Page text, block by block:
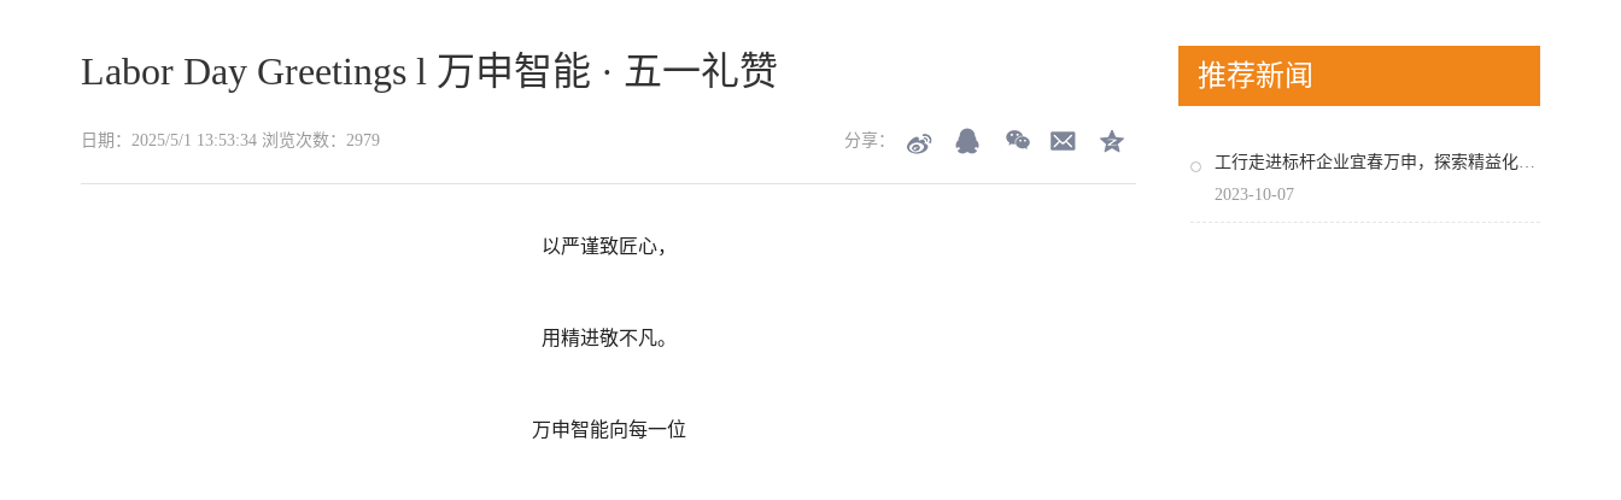
推荐新闻
工行走进标杆企业宜春万申，探索精益化管理之道！
2023-10-07
Labor Day Greetings l 万申智能 · 五一礼赞
日期：2025/5/1 13:53:34 浏览次数：2979 分享：
以严谨致匠心，
用精进敬不凡。
万申智能向每一位